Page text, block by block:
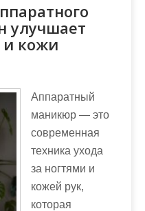
улучшает
и кожи
Аппаратный
маникюр — это
современная
техника ухода
за ногтями и
кожей рук,
которая